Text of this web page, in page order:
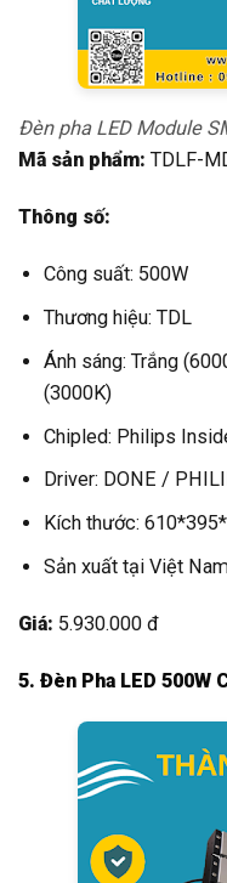
Đèn pha LED Module
Mã sản phẩm: TDLF-
Thông số:
Công suất: 500W
Thương hiệu: TDL
Ánh sáng: Trắng
(3000K)
Chipled: Philips
Driver: DONE /
Kích thước:
Sản xuất tại Việt
Giá: 5.930.000 đ
5. Đèn Pha LED 500W